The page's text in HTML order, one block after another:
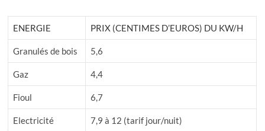
ENERGIE PRIX (CENTIMES D’EUROS) DU KW/H
Granulés de bois 5,6
Gaz 4,4
Fioul 6,7
Electricité 7,9 à 12 (tarif jour/nuit)